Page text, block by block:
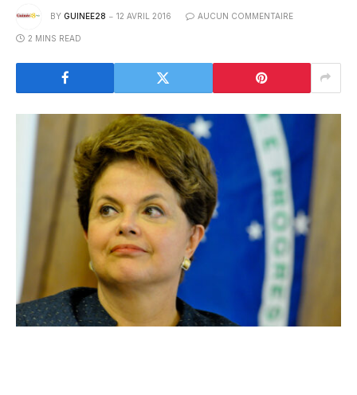
BY GUINEE28 12 AVRIL 2016 AUCUN COMMENTAIRE
2 MINS READ